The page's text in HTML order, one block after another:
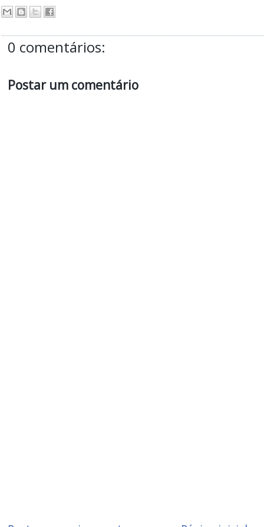
0 comentários:
Postar um comentário